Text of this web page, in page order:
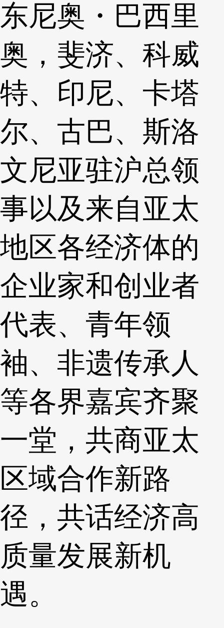
东尼奥・巴西里
奥，斐济、科威
特、印尼、卡塔
尔、古巴、斯洛
文尼亚驻沪总领
事以及来自亚太
地区各经济体的
企业家和创业者
代表、青年领
袖、非遗传承人
等各界嘉宾齐聚
一堂，共商亚太
区域合作新路
径，共话经济高
质量发展新机
遇。